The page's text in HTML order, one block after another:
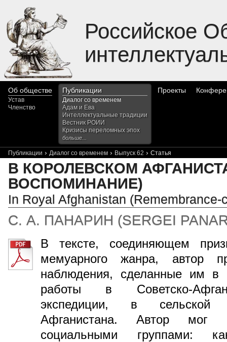
Российское
Об обществе
Устав
Членство
Публикации
Диалог со временем
Адам и Ева
Интеллектуальные традиции
Вестник РОИИ
Кризисы переломных эпох
больше...
Проекты
Публикации › Диалог со временем › Выпуск 62 › Статья
В КОРОЛЕВСКОМ
ВОСПОМИНАНИЕ)
In Royal Afghanistan (Remembrance-
С. А. ПАНАРИН (SERGEI
В тексте, соединяющем
мемуарного жанра, автор
наблюдения, сделанные им в
работы в Советско-
экспедиции, в сельской
Афганистана. Автор мог
социальными группами: